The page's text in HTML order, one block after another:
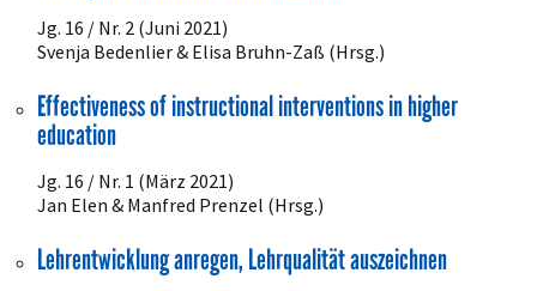
Jg. 16 / Nr. 2 (Juni 2021)
Svenja Bedenlier & Elisa Bruhn-Zaß (Hrsg.)
Effectiveness of instructional interventions in higher
education
Jg. 16 / Nr. 1 (März 2021)
Jan Elen & Manfred Prenzel (Hrsg.)
Lehrentwicklung anregen, Lehrqualität auszeichnen